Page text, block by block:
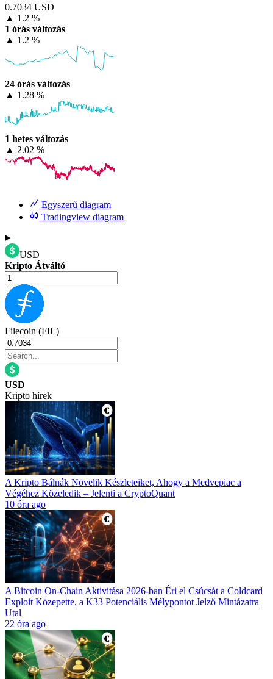
0.7034 USD
▲ 1.2 %
1 órás változás
▲ 1.2 %
24 órás változás
▲ 1.28 %
1 hetes változás
▲ 2.02 %
Egyszerű diagram
Tradingview diagram
USD
Kripto Átváltó
Filecoin (FIL)
USD
Kripto hírek
A Kripto Bálnák Növelik Készleteiket, Ahogy a Medvepiac a
Végéhez Közeledik – Jelenti a CryptoQuant
10 óra ago
A Bitcoin On-Chain Aktivitása 2026-ban Éri el Csúcsát a Coldcard
Exploit Közepette, a K33 Potenciális Mélypontot Jelző Mintázatra
Utal
22 óra ago